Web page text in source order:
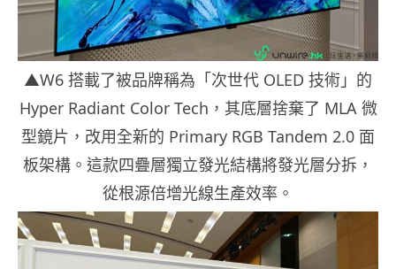
▲W6 搭載了被品牌稱為「次世代 OLED 技術」的
Hyper Radiant Color Tech，其底層捨棄了 MLA 微
型鏡片，改用全新的 Primary RGB Tandem 2.0 面
板架構。這款四疊層獨立發光結構將發光層分拆，
從根源倍增光線生產效率。